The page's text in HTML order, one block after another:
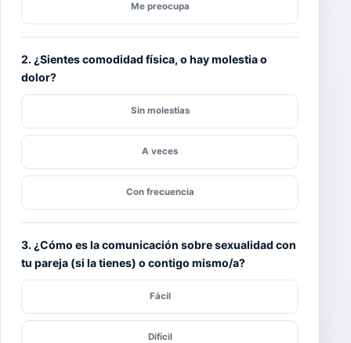
Me preocupa
2. ¿Sientes comodidad física, o hay molestia o
dolor?
Sin molestias
A veces
Con frecuencia
3. ¿Cómo es la comunicación sobre sexualidad con
tu pareja (si la tienes) o contigo mismo/a?
Fácil
Difícil